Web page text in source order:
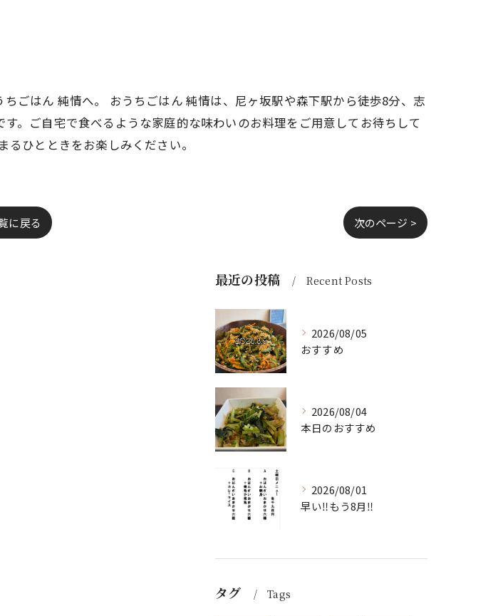
ごはん 純情へ。 おうちごはん 純情は、尼ヶ坂駅や森下駅から徒歩8分、志
。ご自宅で食べるような家庭的な味わいのお料理をご用意してお待ちして
ひとときをお楽しみください。
に戻る 次のページ >
最近の投稿 Recent Posts
2026/08/05
おすすめ
2026/08/04
本日のおすすめ
2026/08/01
早い‼️もう8月‼️
タグ Tags